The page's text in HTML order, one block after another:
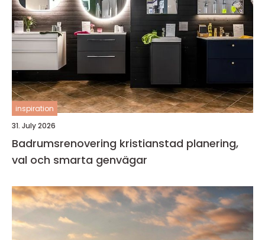
inspiration
31. July 2026
Badrumsrenovering kristianstad planering,
val och smarta genvägar